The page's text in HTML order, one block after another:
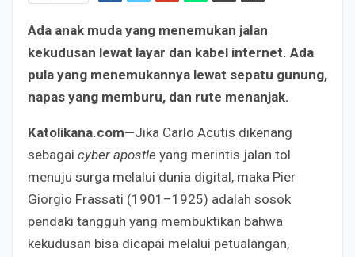
Ada anak muda yang menemukan jalan
kekudusan lewat layar dan kabel internet. Ada
pula yang menemukannya lewat sepatu gunung,
napas yang memburu, dan rute menanjak.
Katolikana.com—Jika Carlo Acutis dikenang
sebagai cyber apostle yang merintis jalan tol
menuju surga melalui dunia digital, maka Pier
Giorgio Frassati (1901–1925) adalah sosok
pendaki tangguh yang membuktikan bahwa
kekudusan bisa dicapai melalui petualangan,